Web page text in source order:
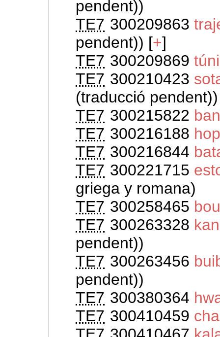
pendent))
TE7 300209863
pendent)) [+]
TE7 300209869
TE7 300210423
(traducció pendent))
TE7 300215822
TE7 300216188
TE7 300216844
TE7 300221715
griega y romana)
TE7 300258465
TE7 300263328
pendent))
TE7 300263456
pendent))
TE7 300380364
TE7 300410459